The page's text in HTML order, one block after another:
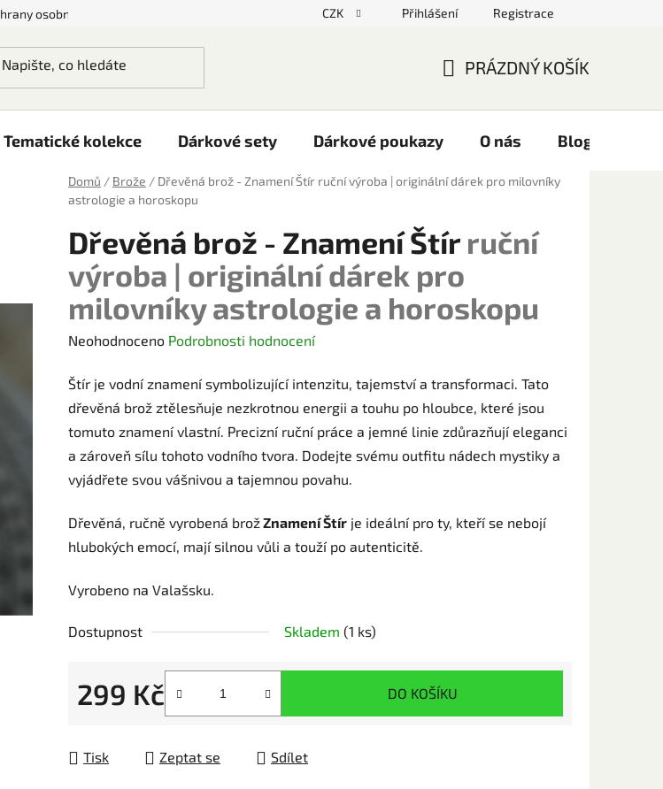
osobních údajů CZK Přihlášení Registrace
KOŠÍK
PRÁZDNÝ KOŠÍK
Tematické kolekce Dárkové sety Dárkové poukazy O nás Blog
Domů / Brože / Dřevěná brož - Znamení Štír ruční výroba | originální dárek pro milovníky
astrologie a horoskopu
Dřevěná brož - Znamení Štír ruční
výroba | originální dárek pro
milovníky astrologie a horoskopu
Průměrné
produktu
je
0,0
z
5
Neohodnoceno Podrobnosti hodnocení
Štír je vodní znamení symbolizující intenzitu, tajemství a transformaci. Tato
dřevěná brož ztělesňuje nezkrotnou energii a touhu po hloubce, které jsou
tomuto znamení vlastní. Precizní ruční práce a jemné linie zdůrazňují eleganci
a zároveň sílu tohoto vodního tvora. Dodejte svému outfitu nádech mystiky a
vyjádřete svou vášnivou a tajemnou povahu.
Dřevěná, ručně vyrobená brožZnamení Štír je ideální pro ty, kteří se nebojí
hlubokých emocí, mají silnou vůli a touží po autenticitě.
Vyrobeno na Valašsku.
Dostupnost Skladem (1 ks)
299 Kč DO KOŠÍKU
Tisk Zeptat se Sdílet